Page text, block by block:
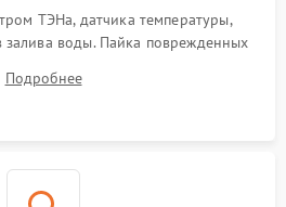
ТЭНа, датчика температуры,
залива воды. Пайка поврежденных
проводки и контактов.
Подробнее